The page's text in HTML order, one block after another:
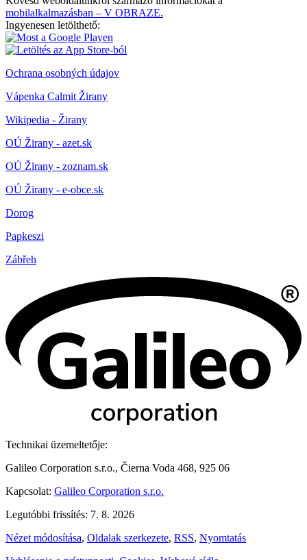
mobilalkalmazásban – V OBRAZE.
Ingyenesen letölthető:
Ochrana osobných údajov
Vápenka Calmit Žirany
Wikipedia - Žirany
OÚ Žirany - azet.sk
OÚ Žirany - zoznam.sk
OÚ Žirany - e-obce.sk
Dorog
Papkeszi
Zábřeh
Technikai üzemeltetője:
Galileo Corporation s.r.o., Čierna Voda 468, 925 06
Kapcsolat: Galileo Corporation s.r.o.
Legutóbbi frissítés: 7. 8. 2026
Nézet módosítása, Oldalak szerkezete, RSS, Nyomtatás